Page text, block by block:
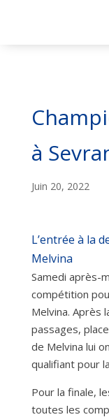
à
Juin 20, 2022
L’entrée à la
Melvina
Samedi après-
compétition
Melvina. Après
passages,
de Melvina lui
qualifiant pour
Pour la finale,
toutes les